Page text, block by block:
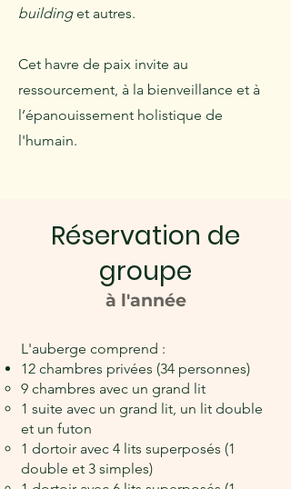
buildinget autres.
Cet havre de paix invite au
ressourcement, à la bienveillance et à
l’épanouissement holistique de
l'humain.
Réservation de
groupe
à l'année
​L'auberge comprend :
12 chambres privées (34 personnes)
9 chambres avec un grand lit
1 suite avec un grand lit, un lit double
et un futon
1 dortoir avec 4 lits superposés (1
double et 3 simples)